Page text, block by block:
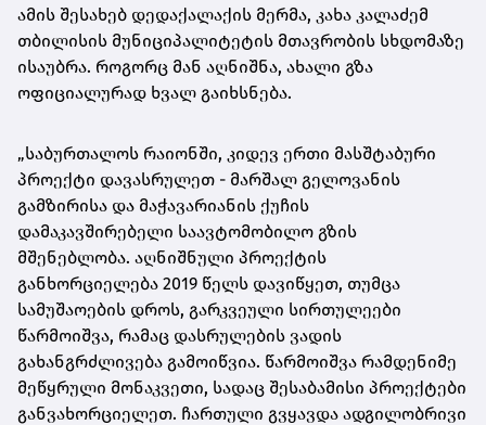
ამის შესახებ დედაქალაქის მერმა, კახა კალაძემ
თბილისის მუნიციპალიტეტის მთავრობის სხდომაზე
ისაუბრა. როგორც მან აღნიშნა, ახალი გზა
ოფიციალურად ხვალ გაიხსნება.
„საბურთალოს რაიონში, კიდევ ერთი მასშტაბური
პროექტი დავასრულეთ - მარშალ გელოვანის
გამზირისა და მაჭავარიანის ქუჩის
დამაკავშირებელი საავტომობილო გზის
მშენებლობა. აღნიშნული პროექტის
განხორციელება 2019 წელს დავიწყეთ, თუმცა
სამუშაოების დროს, გარკვეული სირთულეები
წარმოიშვა, რამაც დასრულების ვადის
გახანგრძლივება გამოიწვია. წარმოიშვა რამდენიმე
მეწყრული მონაკვეთი, სადაც შესაბამისი პროექტები
განვახორციელეთ. ჩართული გვყავდა ადგილობრივი